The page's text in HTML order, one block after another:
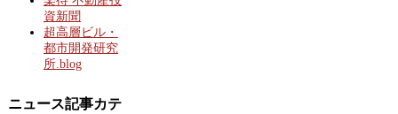
資新聞
超高層ビル・
都市開発研究
所.blog
ニュース記事カテ